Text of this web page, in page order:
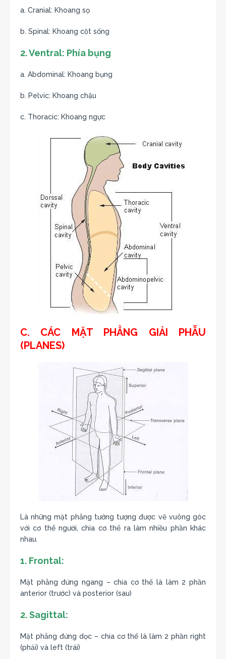
a. Cranial: Khoang sọ
b. Spinal: Khoang cột sống
2. Ventral: Phía bụng
a. Abdominal: Khoang bụng
b. Pelvic: Khoang chậu
c. Thoracic: Khoang ngực
C. CÁC MẶT PHẲNG GIẢI PHẪU
(PLANES)
Là những mặt phẳng tưởng tượng được vẽ vuông góc
với cơ thể người, chia cơ thể ra làm nhiều phần khác
nhau.
1. Frontal:
Mặt phẳng đứng ngang – chia cơ thể là làm 2 phần
anterior (trước) và posterior (sau)
2. Sagittal:
Mặt phẳng đứng dọc – chia cơ thể là làm 2 phần right
(phải) và left (trái)